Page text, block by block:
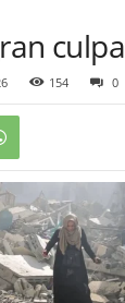
culpa
154 0